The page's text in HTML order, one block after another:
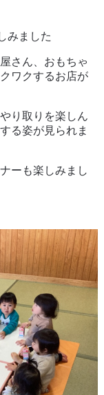
みました
さん、おもちゃ
ワクするお店が
り取りを楽しん
る姿が見られま
ーも楽しみまし